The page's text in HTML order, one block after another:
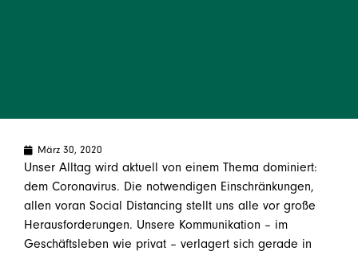
März 30, 2020
Unser Alltag wird aktuell von einem Thema dominiert:
dem Coronavirus. Die notwendigen Einschränkungen,
allen voran Social Distancing stellt uns alle vor große
Herausforderungen. Unsere Kommunikation – im
Geschäftsleben wie privat – verlagert sich gerade in